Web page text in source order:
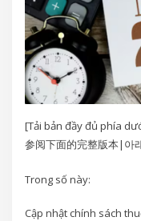
[Tải bản đầy đủ phía
参阅下面的完整版本|아
Trong số này:
Cập nhật chính sách